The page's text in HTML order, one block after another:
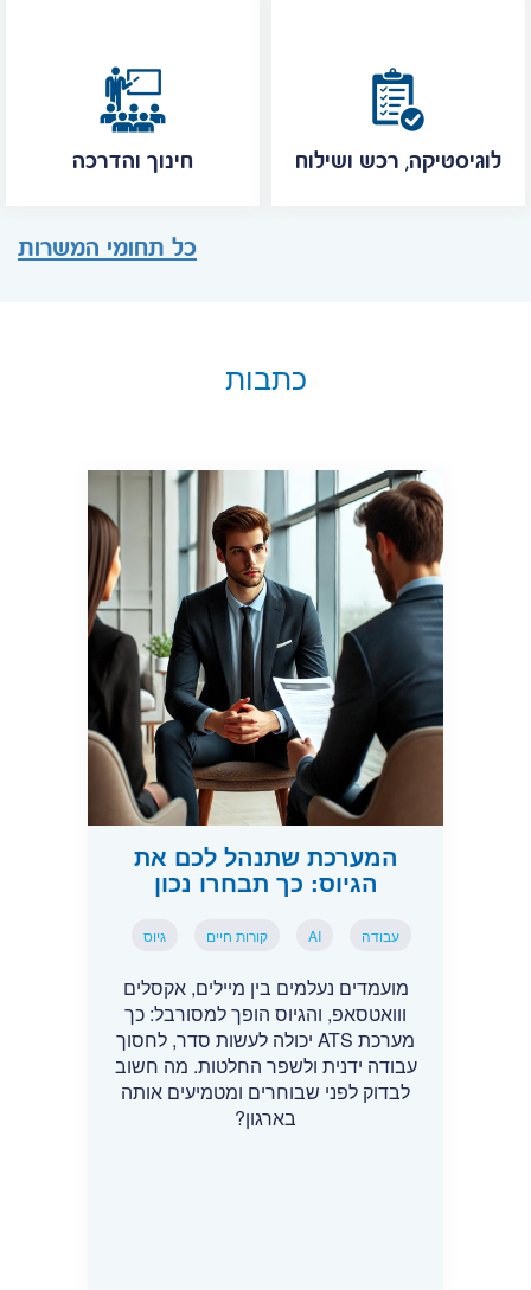
חינוך והדרכה לוגיסטיקה, רכש ושילוח
כל תחומי המשרות
כתבות
המערכת שתנהל לכם את
הגיוס: כך תבחרו נכון
עבודה AI קורות חיים גיוס
מועמדים נעלמים בין מיילים, אקסלים
ווואטסאפ, והגיוס הופך למסורבל: כך
מערכת ATS יכולה לעשות סדר, לחסוך
עבודה ידנית ולשפר החלטות. מה חשוב
לבדוק לפני שבוחרים ומטמיעים אותה
בארגון?